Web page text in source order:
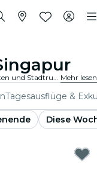
Erlebe Singapur wie nie zuvor mit Stadtrundfahrten und Stadtrundfahrtpaketen. Während du die berühmten Wahrzeichen, versteckten Juwelen und lokalen Hotspots von Singapur erkundest, entdeckst du die Geschichten, die die Stadt zum Leben erwecken. Mehr lesen
Tagesausflüge &
Diese